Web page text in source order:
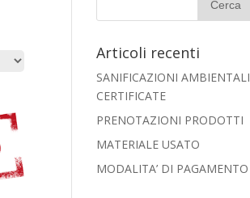
Articoli recenti
SANIFICAZIONI AMBIENTALI
CERTIFICATE
PRENOTAZIONI PRODOTTI
MATERIALE USATO
MODALITA’ DI PAGAMENTO